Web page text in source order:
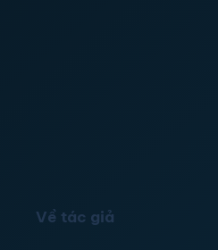
Về tác giả